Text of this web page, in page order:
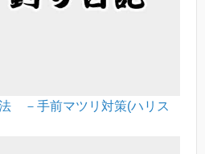
－手前マツリ対策(ハリス